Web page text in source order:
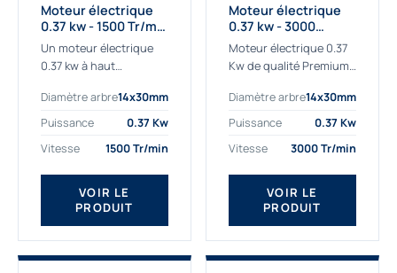
Moteur électrique
0.37 kw - 1500 Tr/min
- 230/400V - IE2
Un moteur électrique
0.37 kw à haut
applications les plus
exigeantes.
kw de référence
AGM2EL 71 M 4b...
Diamètre arbre14x30mm
Puissance
0.37 Kw
Vitesse
1500 Tr/min
VOIR LE
PRODUIT
Moteur électrique
0.37 kw - 3000
Tr/min - 230/400V -
IE2
Moteur électrique 0.37
Kw de qualité Premium,
application. Notre
gamme de moteurs
exclusivement
fabriquée...
Diamètre arbre14x30mm
Puissance
0.37 Kw
Vitesse
3000 Tr/min
VOIR LE
PRODUIT